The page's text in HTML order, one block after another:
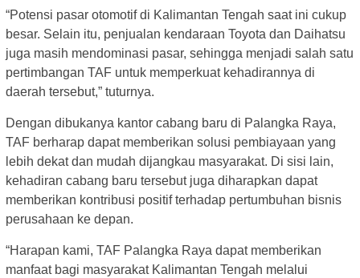
“Potensi pasar otomotif di Kalimantan Tengah saat ini cukup
besar. Selain itu, penjualan kendaraan Toyota dan Daihatsu
juga masih mendominasi pasar, sehingga menjadi salah satu
pertimbangan TAF untuk memperkuat kehadirannya di
daerah tersebut,” tuturnya.
Dengan dibukanya kantor cabang baru di Palangka Raya,
TAF berharap dapat memberikan solusi pembiayaan yang
lebih dekat dan mudah dijangkau masyarakat. Di sisi lain,
kehadiran cabang baru tersebut juga diharapkan dapat
memberikan kontribusi positif terhadap pertumbuhan bisnis
perusahaan ke depan.
“Harapan kami, TAF Palangka Raya dapat memberikan
manfaat bagi masyarakat Kalimantan Tengah melalui